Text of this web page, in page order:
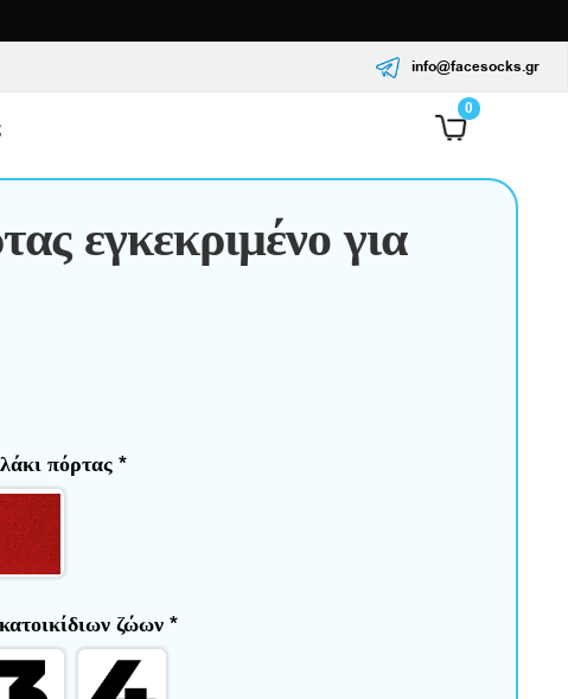
info@facesocks.gr
0
εγκεκριμένο για
πόρτας *
ζώων *